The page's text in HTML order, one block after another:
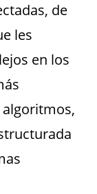
de
les
en los